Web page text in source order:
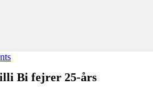
Bi fejrer 25-års